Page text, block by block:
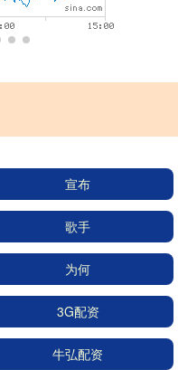
宣布
歌手
为何
3G配资
牛弘配资